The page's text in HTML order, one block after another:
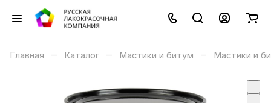
Главная – Каталог – Мастики и битум – Мастики и